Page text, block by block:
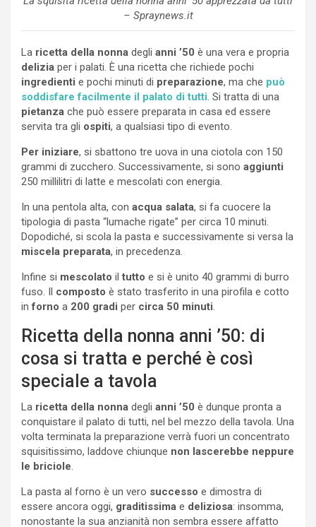
– Spraynews.it
La ricetta della nonna degli anni ’50 è una vera e propria
delizia per i palati. È una ricetta che richiede pochi
ingredienti e pochi minuti di preparazione, ma che può
soddisfare facilmente il palato di tutti. Si tratta di una
pietanza che può essere preparata in casa ed essere
servita tra gli ospiti, a qualsiasi tipo di evento.
Per iniziare, si sbattono tre uova in una ciotola con 150
grammi di zucchero. Successivamente, si sono aggiunti
250 millilitri di latte e mescolati con energia.
In una pentola alta, con acqua salata, si fa cuocere la
tipologia di pasta “lumache rigate” per circa 10 minuti.
Dopodiché, si scola la pasta e successivamente si versa la
miscela preparata, in precedenza.
Infine si mescolato iltutto e si è unito 40 grammi di burro
fuso. Il composto è stato trasferito in una pirofila e cotto
inforno a 200 gradi per circa 50 minuti.
Ricetta della nonna anni ’50: di
cosa si tratta e perché è così
speciale a tavola
La ricetta della nonna degli anni ’50 è dunque pronta a
conquistare il palato di tutti, nel bel mezzo della tavola. Una
volta terminata la preparazione verrà fuori un concentrato
squisitissimo, laddove chiunque non lascerebbe neppure
le briciole.
La pasta al forno è un vero successo e dimostra di
essere ancora oggi, graditissima e deliziosa: insomma,
nonostante la sua anzianità non sembra essere affatto